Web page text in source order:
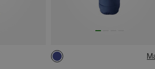
MAX. 200CM | LEFT